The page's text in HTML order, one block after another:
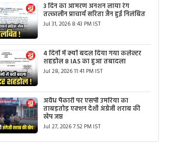
3 दिन का आमरण अनशन लाया रंग
तत्कालीन प्राचार्य सरिता जैन हुई निलंबित
Jul 31, 2026 8:43 PM IST
4 दिनों में क्यों बदल दिया गया कलेक्टर
शहडोल 8 IAS का हुआ तबादला
Jul 28, 2026 11:41 PM IST
अवैध पैकारी पर एसपी उमरिया का
ताबड़तोड़ एक्शन देशी अंग्रेजी शराब की
खेप जप्त
Jul 27, 2026 7:52 PM IST